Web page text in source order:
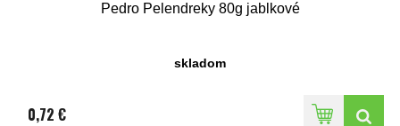
Pedro Pelendreky 80g jablkové
skladom
0,72 €